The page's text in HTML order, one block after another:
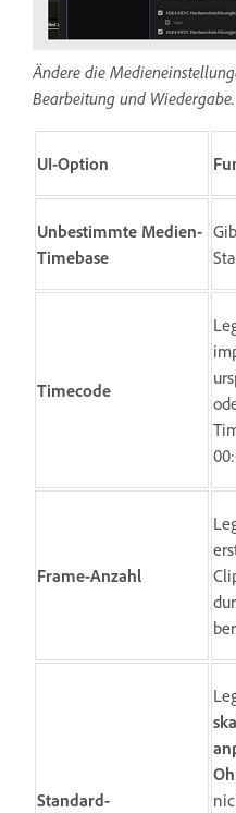
Ändere die
Bearbeitung und Wiedergabe.
UI-Option
Unbestimmte Medien-
Timebase
Timecode
Frame-Anzahl
Standard-